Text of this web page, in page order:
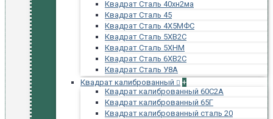
Квадрат Сталь 40хн2ма
Квадрат Сталь 45
Квадрат Сталь 4Х5МФС
Квадрат Сталь 5ХВ2С
Квадрат Сталь 5ХНМ
Квадрат Сталь 6ХВ2С
Квадрат Сталь У8А
Квадрат калиброванный
+
Квадрат калиброванный 60С2А
Квадрат калиброванный 65Г
Квадрат калиброванный сталь 20